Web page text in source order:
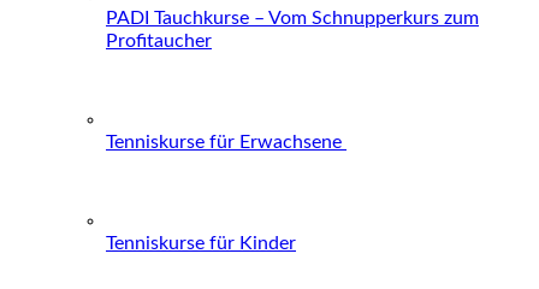
PADI Tauchkurse – Vom Schnupperkurs zum
Profitaucher
Tenniskurse für Erwachsene
Tenniskurse für Kinder